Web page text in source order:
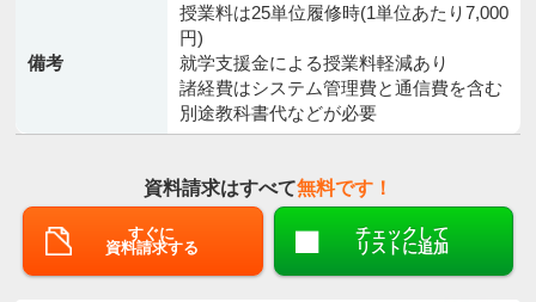
備考
授業料は25単位履修時(1単位あたり7,000
円)
就学支援金による授業料軽減あり
諸経費はシステム管理費と通信費を含む
別途教科書代などが必要
資料請求はすべて無料です！
すぐに
資料請求する
チェックして
リストに追加